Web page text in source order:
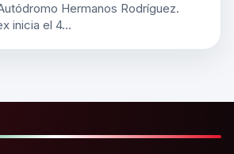
Hermanos Rodríguez.
inicia el 4…